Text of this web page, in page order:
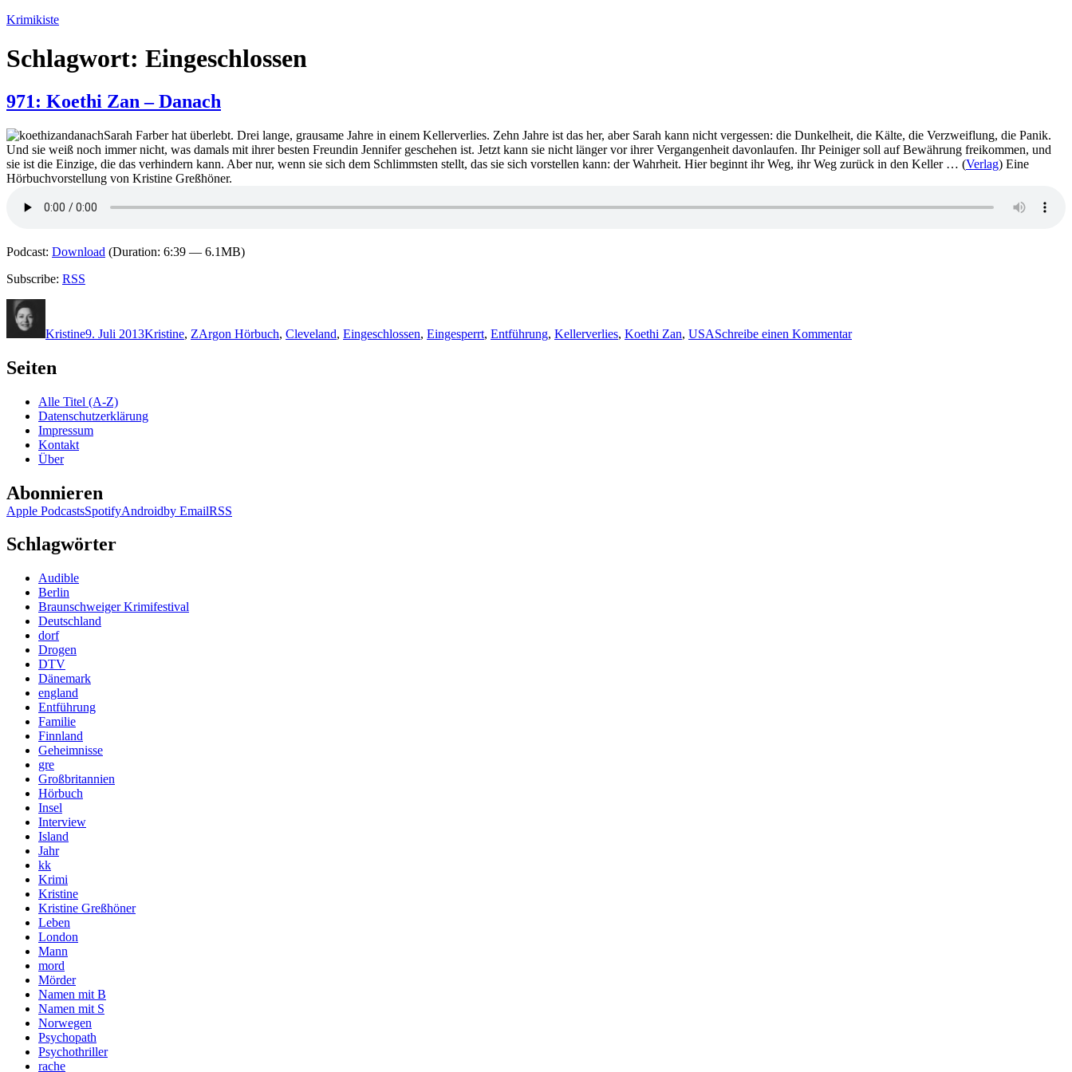
Zum
springen
Krimikiste
Schlagwort: Eingeschlossen
971: Koethi Zan – Danach
Sarah Farber hat überlebt. Drei lange, grausame Jahre in einem Kellerverlies. Zehn Jahre ist das her, aber Sarah kann nicht vergessen: die Dunkelheit, die Kälte, die Verzweiflung, die Panik.
Und sie weiß noch immer nicht, was damals mit ihrer besten Freundin Jennifer geschehen ist. Jetzt kann sie nicht länger vor ihrer Vergangenheit davonlaufen. Ihr Peiniger soll auf Bewährung freikommen, und
sie ist die Einzige, die das verhindern kann. Aber nur, wenn sie sich dem Schlimmsten stellt, das sie sich vorstellen kann: der Wahrheit. Hier beginnt ihr Weg, ihr Weg zurück in den Keller … (Verlag) Eine
Hörbuchvorstellung von Kristine Greßhöner.
Podcast: Download (Duration: 6:39 — 6.1MB)
Subscribe: RSS
Kristine9. Juli 2013Kristine, ZArgon Hörbuch, Cleveland, Eingeschlossen, Eingesperrt, Entführung, Kellerverlies, Koethi Zan, USASchreibe einen KommentarKoethi
Seiten
Alle Titel (A-Z)
Datenschutzerklärung
Impressum
Kontakt
Über
Abonnieren
Apple PodcastsSpotifyAndroidby EmailRSS
Schlagwörter
Audible
Berlin
Braunschweiger Krimifestival
Deutschland
dorf
Drogen
DTV
Dänemark
england
Entführung
Familie
Finnland
Geheimnisse
gre
Großbritannien
Hörbuch
Insel
Interview
Island
Jahr
kk
Krimi
Kristine
Kristine Greßhöner
Leben
London
Mann
mord
Mörder
Namen mit B
Namen mit S
Norwegen
Psychopath
Psychothriller
rache